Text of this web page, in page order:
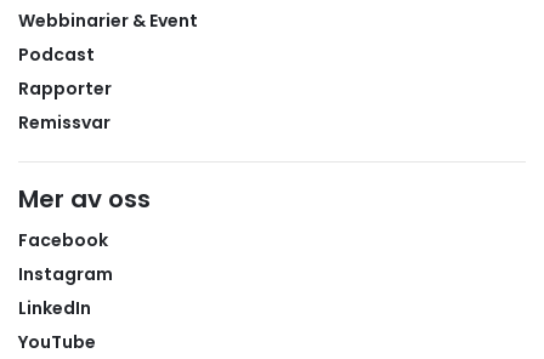
Webbinarier & Event
Podcast
Rapporter
Remissvar
Mer av oss
Facebook
Instagram
LinkedIn
YouTube